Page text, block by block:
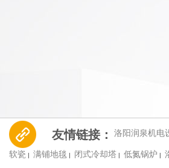
友情链接： 洛阳润泉机电
软瓷 满铺地毯 闭式冷却塔 低氮锅炉